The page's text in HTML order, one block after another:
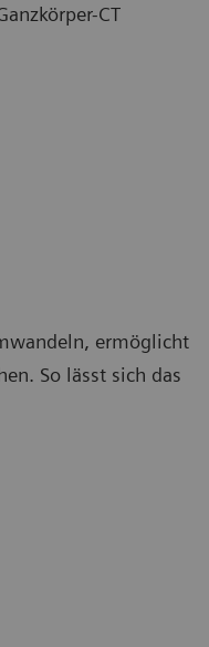
CT
ermöglicht
So lässt sich das